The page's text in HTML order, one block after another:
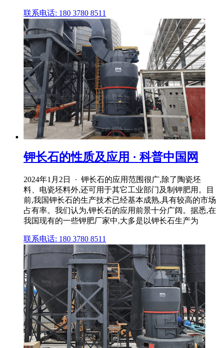
联系电话: 180 3780 8511
钾长石的性质及应用 · 科普中国网
2024年1月2日 · 钾长石的应用范围很广,除了陶瓷坯
料、电瓷坯料外,还可用于其它工业部门及制钾肥用。目
前,我国钾长石的生产技术已经基本成熟,具有较高的市场
占有率。我们认为,钾长石的应用前景十分广阔。据悉,在
我国现有的一些钾肥厂家中,大多是以钾长石生产为
联系电话: 180 3780 8511